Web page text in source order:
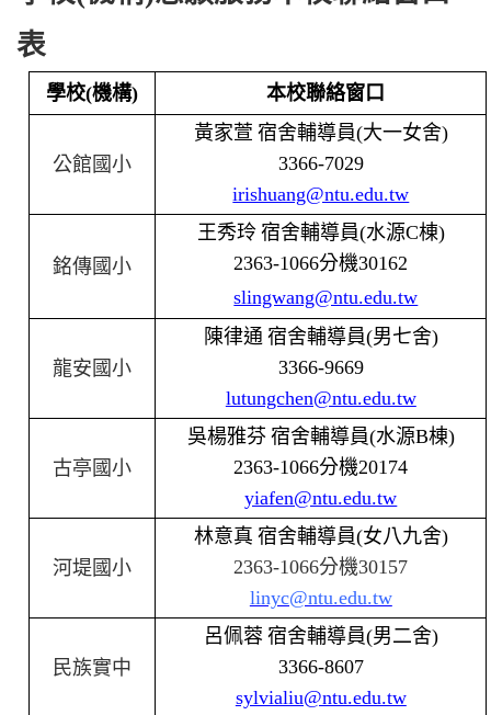
表
學校(機構) 本校聯絡窗口
公館國小
黃家萱 宿舍輔導員(大一女舍)
3366-7029
irishuang@ntu.edu.tw
銘傳國小
王秀玲 宿舍輔導員(水源C棟)
2363-1066分機30162
slingwang@ntu.edu.tw
龍安國小
陳律通 宿舍輔導員(男七舍)
3366-9669
lutungchen@ntu.edu.tw
古亭國小
吳楊雅芬 宿舍輔導員(水源B棟)
2363-1066分機20174
yiafen@ntu.edu.tw
河堤國小
林意真 宿舍輔導員(女八九舍)
2363-1066分機30157
linyc@ntu.edu.tw
民族實中
呂佩蓉 宿舍輔導員(男二舍)
3366-8607
sylvialiu@ntu.edu.tw